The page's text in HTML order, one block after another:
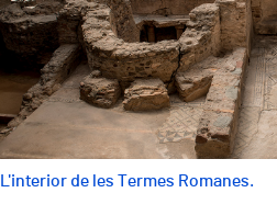
L'interior de les Termes Romanes.